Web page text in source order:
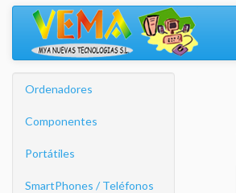
Ordenadores
Componentes
Portátiles
SmartPhones / Teléfonos